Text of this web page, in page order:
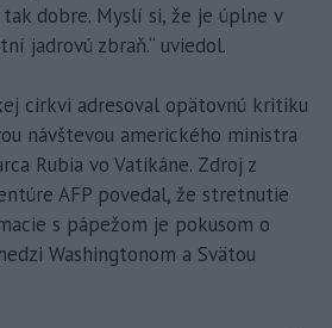
dobre. Myslí si, že je úplne v
jadrovú zbraň.“ uviedol.
cirkvi adresoval opätovnú kritiku
návštevou amerického ministra
Rubia vo Vatikáne. Zdroj z
AFP povedal, že stretnutie
s pápežom je pokusom o
Washingtonom a Svätou